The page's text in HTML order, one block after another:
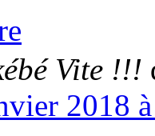
Vite !!!
2018